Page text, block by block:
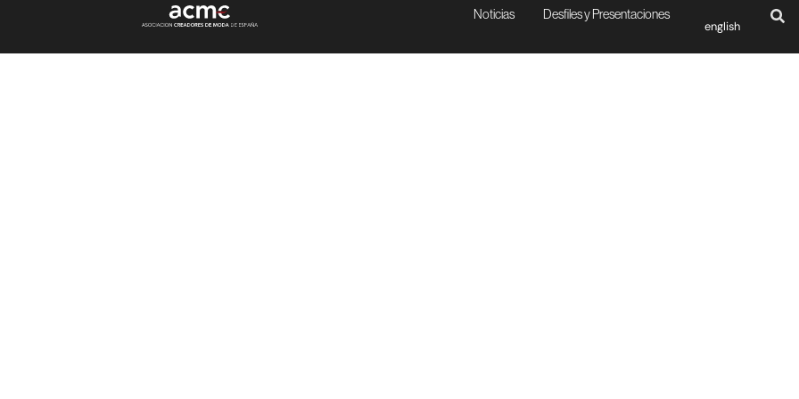
Noticias Desfiles y Presentaciones
english